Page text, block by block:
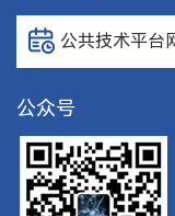
公共技术平台
公众号